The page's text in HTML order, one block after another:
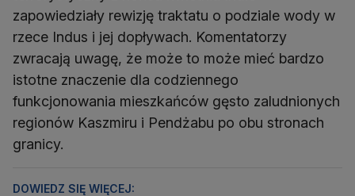
zapowiedziały rewizję traktatu o podziale wody w
rzece Indus i jej dopływach. Komentatorzy
zwracają uwagę, że może to może mieć bardzo
istotne znaczenie dla codziennego
funkcjonowania mieszkańców gęsto zaludnionych
regionów Kaszmiru i Pendżabu po obu stronach
granicy.
DOWIEDZ SIĘ WIĘCEJ: